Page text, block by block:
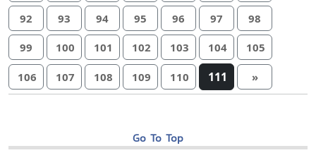
92 93 94 95 96 97 98
99 100 101 102 103 104 105
106 107 108 109 110 111 »
Go To Top